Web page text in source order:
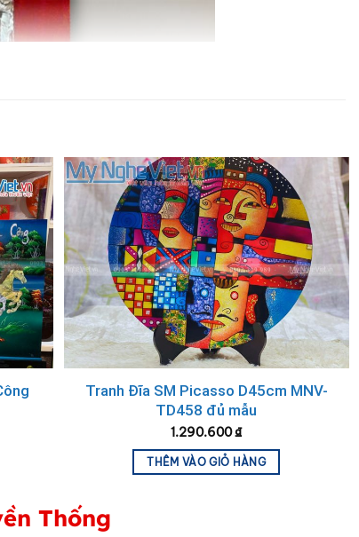
Tranh Đĩa SM Picasso D45cm MNV-
TD458 đủ mẫu
1.290.600₫
THÊM VÀO GIỎ HÀNG
Thống